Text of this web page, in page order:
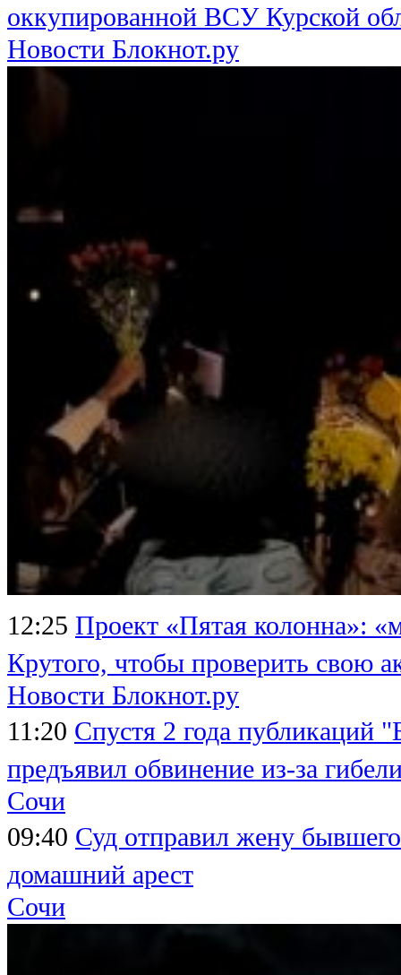
оккупированной ВСУ Курской
Новости Блокнот.ру
12:25 Проект «Пятая колонна»:
Крутого, чтобы проверить свою
Новости Блокнот.ру
11:20 Спустя 2 года публикаций
предъявил обвинение из-за
Сочи
09:40 Суд отправил жену
домашний арест
Сочи